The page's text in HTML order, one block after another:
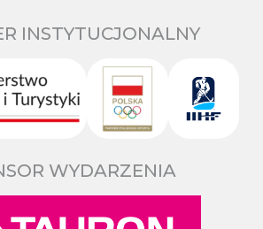
INSTYTUCJONALNY
WYDARZENIA